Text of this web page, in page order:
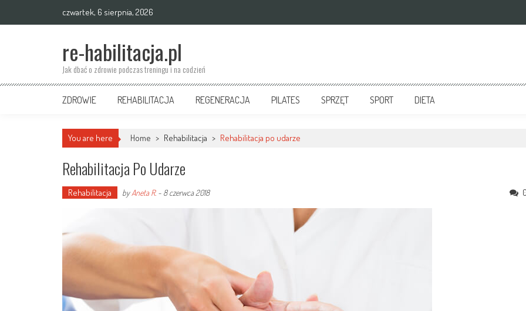
czwartek, 6 sierpnia, 2026
re-habilitacja.pl
Jak dbać o zdrowie podczas treningu i na codzień
ZDROWIE REHABILITACJA REGENERACJA PILATES SPRZĘT SPORT DIETA
You are here Home > Rehabilitacja > Rehabilitacja po udarze
Rehabilitacja Po Udarze
Rehabilitacja byAneta R. - 8 czerwca 2018